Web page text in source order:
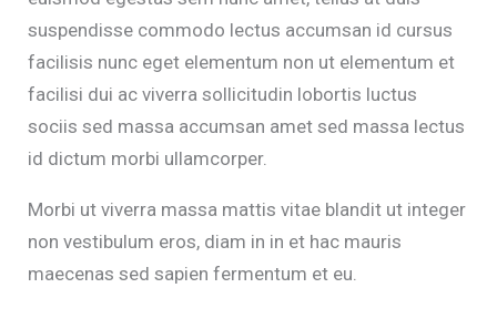
suspendisse commodo lectus accumsan id cursus
facilisis nunc eget elementum non ut elementum et
facilisi dui ac viverra sollicitudin lobortis luctus
sociis sed massa accumsan amet sed massa lectus
id dictum morbi ullamcorper.
Morbi ut viverra massa mattis vitae blandit ut integer
non vestibulum eros, diam in in et hac mauris
maecenas sed sapien fermentum et eu.